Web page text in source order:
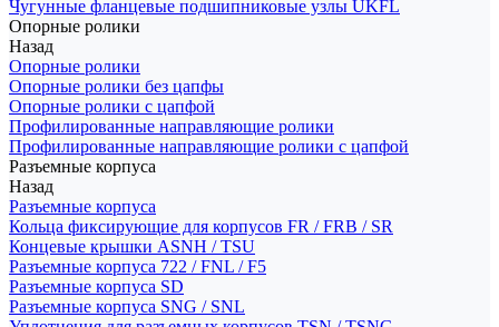
Чугунные фланцевые подшипниковые узлы UKFL
Опорные ролики
Назад
Опорные ролики
Опорные ролики без цапфы
Опорные ролики с цапфой
Профилированные направляющие ролики
Профилированные направляющие ролики с цапфой
Разъемные корпуса
Назад
Разъемные корпуса
Кольца фиксирующие для корпусов FR / FRB / SR
Концевые крышки ASNH / TSU
Разъемные корпуса 722 / FNL / F5
Разъемные корпуса SD
Разъемные корпуса SNG / SNL